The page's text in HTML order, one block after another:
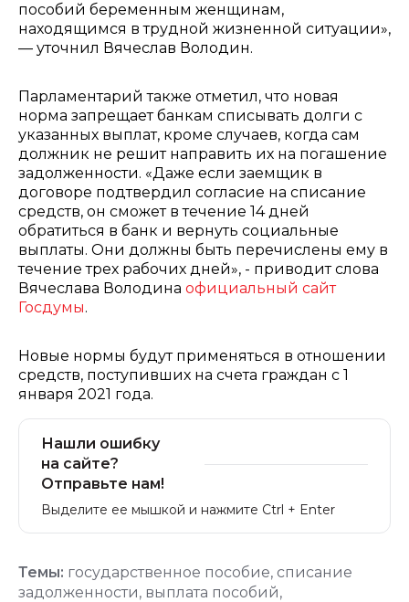
пособий беременным женщинам,
находящимся в трудной жизненной ситуации»,
— уточнил Вячеслав Володин.
Парламентарий также отметил, что новая
норма запрещает банкам списывать долги с
указанных выплат, кроме случаев, когда сам
должник не решит направить их на погашение
задолженности. «Даже если заемщик в
договоре подтвердил согласие на списание
средств, он сможет в течение 14 дней
обратиться в банк и вернуть социальные
выплаты. Они должны быть перечислены ему в
течение трех рабочих дней», - приводит слова
Вячеслава Володина официальный сайт
Госдумы.
Новые нормы будут применяться в отношении
средств, поступивших на счета граждан с 1
января 2021 года.
Нашли ошибку
на сайте?
Отправьте нам!
Выделите ее мышкой и нажмите Ctrl + Enter
Темы: государственное пособие, списание
задолженности, выплата пособий,